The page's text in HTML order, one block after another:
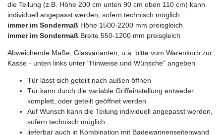
die Teilung (z.B. Höhe 200 cm unten 90 cm oben 110 cm) kann
individuell angepasst werden, sofern technisch möglich
immer im Sondermaß Höhe 1500-2200 mm preisgleich
immer im Sondermaß Breite 550-1200 mm preisgleich
Abweichende Maße, Glasvarianten, u.ä. bitte vom Warenkorb zur
Kasse - unten links unter "Hinweise und Wünsche" angeben
Tür lässt sich geteilt nach außen öffnen
Tür kann durch die variable Griffeinstellung entweder
komplett, oder geteilt geöffnet werden
Auf Wunsch kann die Teilung individuell angepasst werden,
sofern technisch möglich
lieferbar auch in Kombination mit Badewannenseitenwand